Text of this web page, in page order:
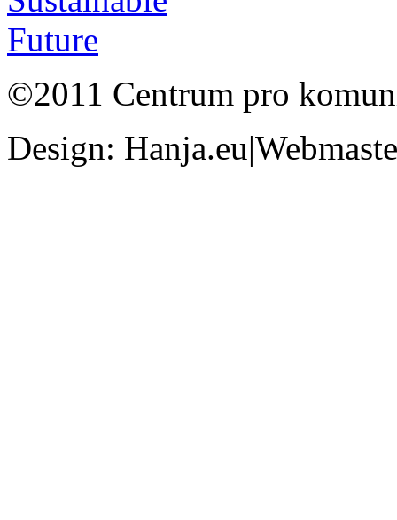
©2011 Centrum pro
Design: